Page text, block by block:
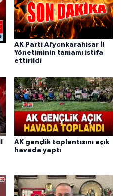
AK Parti Afyonkarahisar İl
Yönetiminin tamamı istifa
ettirildi
AK gençlik toplantısını açık
havada yaptı